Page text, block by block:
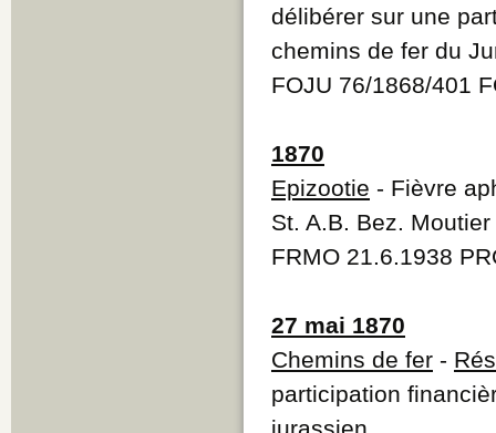
délibérer sur une
chemins de fer du
FOJU 76/1868/401
1870
Epizootie - Fièvre
St. A.B. Bez.
FRMO 21.6.1938
27 mai 1870
Chemins de fer -
participation
jurassien